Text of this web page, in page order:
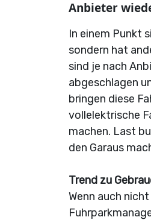
Anbieter
In einem Punkt
sondern hat
sind je nach
abgeschlagen
bringen diese
vollelektrische
machen. Last
den Garaus
Trend zu
Wenn auch